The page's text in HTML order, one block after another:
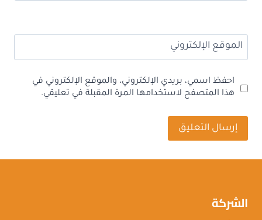
الموقع الإلكتروني
احفظ اسمي، بريدي الإلكتروني، والموقع الإلكتروني في
هذا المتصفح لاستخدامها المرة المقبلة في تعليقي.
الشركة